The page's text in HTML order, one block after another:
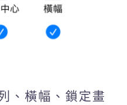
、橫幅、鎖定畫